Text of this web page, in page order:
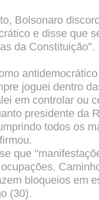
Bolsonaro
e disse que
da Constituição".
joguei dentro
em controlar ou
presidente da
todos os
que
bloqueios em
(30).